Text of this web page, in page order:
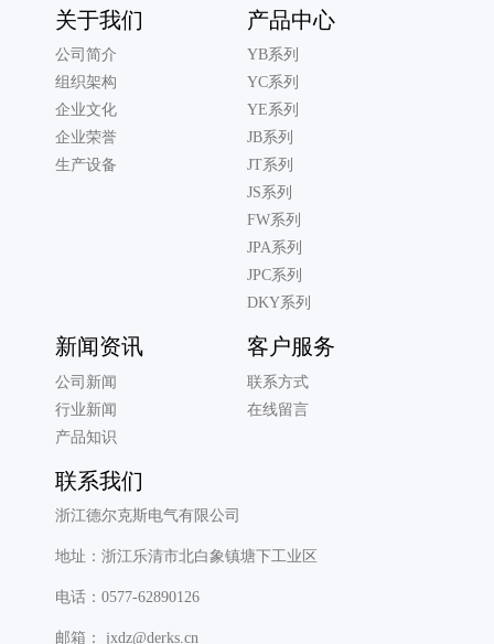
关于我们
公司简介
组织架构
企业文化
企业荣誉
生产设备
产品中心
YB系列
YC系列
YE系列
JB系列
JT系列
JS系列
FW系列
JPA系列
JPC系列
DKY系列
新闻资讯
公司新闻
行业新闻
产品知识
客户服务
联系方式
在线留言
联系我们
浙江德尔克斯电气有限公司
地址：浙江乐清市北白象镇塘下工业区
电话：0577-62890126
邮箱： jxdz@derks.cn